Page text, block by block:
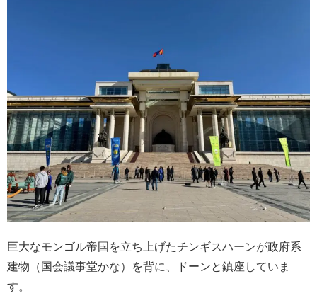
巨大なモンゴル帝国を立ち上げたチンギスハーンが政府系
建物（国会議事堂かな）を背に、ドーンと鎮座していま
す。